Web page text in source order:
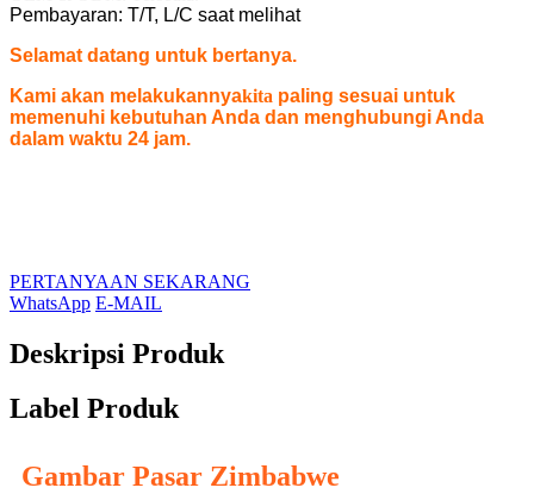
Pembayaran: T/T, L/C saat melihat
Selamat datang untuk bertanya.
Kami akan melakukannyakita paling sesuai untuk
memenuhi kebutuhan Anda dan menghubungi Anda
dalam waktu 24 jam.
PERTANYAAN SEKARANG
WhatsApp E-MAIL
Deskripsi Produk
Label Produk
Gambar Pasar Zimbabwe